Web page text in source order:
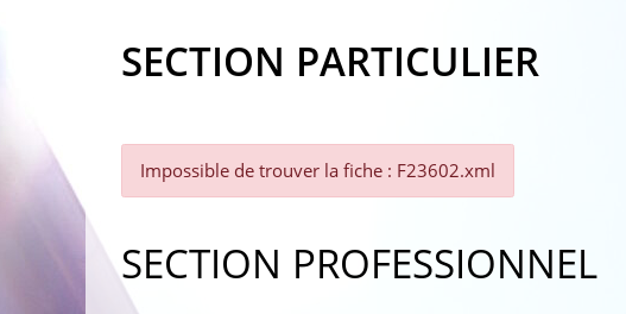
SECTION PARTICULIER
Impossible de trouver la fiche : F23602.xml
SECTION PROFESSIONNEL